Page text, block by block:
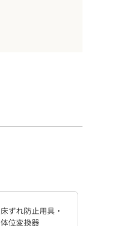
床ずれ防止用具・
体位変換器